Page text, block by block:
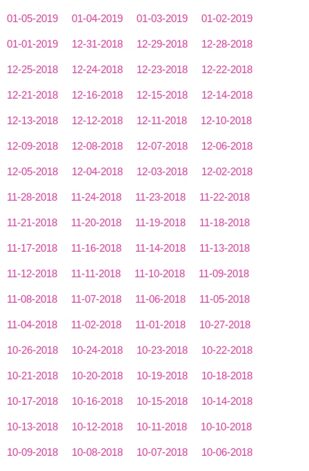
01-05-2019 01-04-2019 01-03-2019 01-02-2019
01-01-2019 12-31-2018 12-29-2018 12-28-2018
12-25-2018 12-24-2018 12-23-2018 12-22-2018
12-21-2018 12-16-2018 12-15-2018 12-14-2018
12-13-2018 12-12-2018 12-11-2018 12-10-2018
12-09-2018 12-08-2018 12-07-2018 12-06-2018
12-05-2018 12-04-2018 12-03-2018 12-02-2018
11-28-2018 11-24-2018 11-23-2018 11-22-2018
11-21-2018 11-20-2018 11-19-2018 11-18-2018
11-17-2018 11-16-2018 11-14-2018 11-13-2018
11-12-2018 11-11-2018 11-10-2018 11-09-2018
11-08-2018 11-07-2018 11-06-2018 11-05-2018
11-04-2018 11-02-2018 11-01-2018 10-27-2018
10-26-2018 10-24-2018 10-23-2018 10-22-2018
10-21-2018 10-20-2018 10-19-2018 10-18-2018
10-17-2018 10-16-2018 10-15-2018 10-14-2018
10-13-2018 10-12-2018 10-11-2018 10-10-2018
10-09-2018 10-08-2018 10-07-2018 10-06-2018